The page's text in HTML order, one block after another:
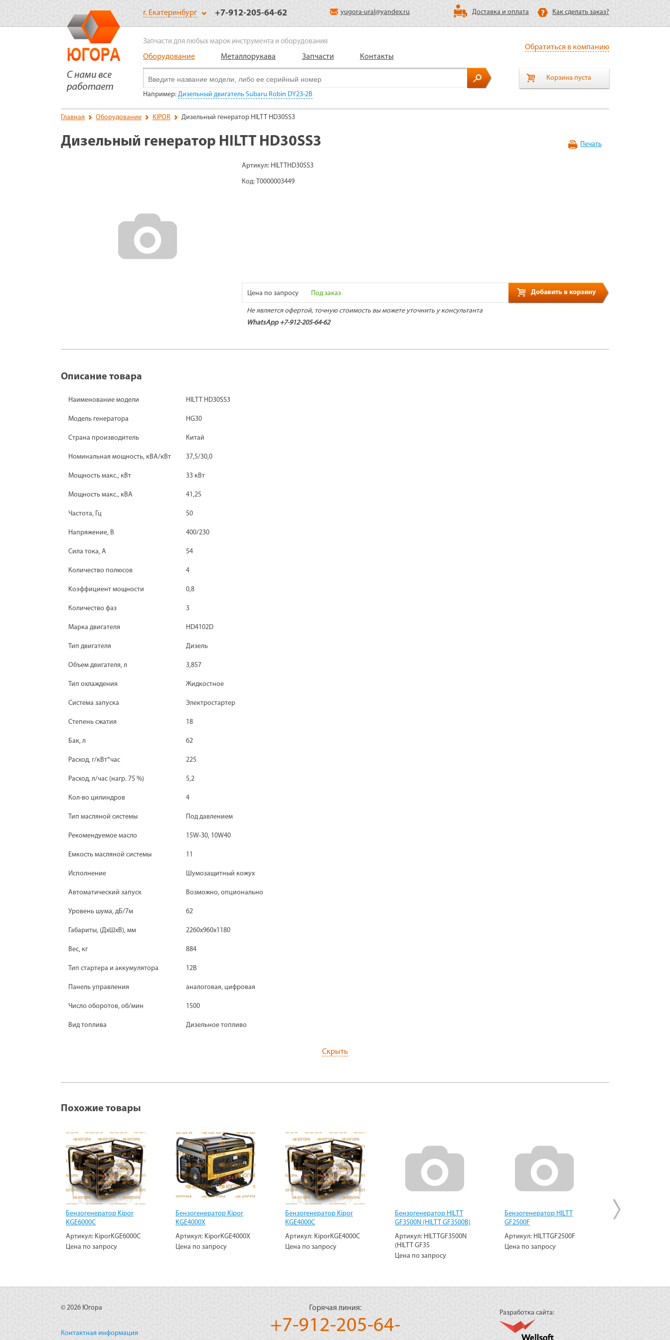
г. Екатеринбург +7-912-205-64-62 yugora-ural@yandex.ru Доставка и оплата Как сделать заказ?
Запчасти для любых марок инструмента и оборудования
Оборудование Металлорукава Запчасти Контакты
Обратиться в компанию
Корзина пуста
Например: Дизельный двигатель Subaru Robin DY23-2B
Главная Оборудование KIPOR Дизельный генератор HILTT HD30SS3
Дизельный генератор HILTT HD30SS3 Печать
Артикул: HILTTHD30SS3
Код: Т0000003449
Цена по запросу Под заказ Добавить в корзину
Не является офертой, точную стоимость вы можете уточнить у консультанта
WhatsApp +7-912-205-64-62
Описание товара
Наименование модели HILTT HD30SS3
Модель генератора HG30
Страна производитель Китай
Номинальная мощность, кВА/кВт 37,5/30,0
Мощность макс., кВт 33 кВт
Мощность макс., кВА 41,25
Частота, Гц 50
Напряжение, В 400/230
Сила тока, А 54
Количество полюсов 4
Kоэффициент мощности 0,8
Количество фаз 3
Марка двигателя HD4102D
Тип двигателя Дизель
Объем двигателя, л 3,857
Тип охлаждения Жидкостное
Система запуска Электростартер
Степень сжатия 18
Бак, л 62
Расход, г/кВт*час 225
Расход, л/час (нагр. 75 %) 5,2
Кол-во цилиндров 4
Тип масляной системы Под давлением
Рекомендуемое масло 15W-30, 10W40
Емкость масляной системы 11
Исполнение Шумозащитный кожух
Автоматический запуск Возможно, опционально
Уровень шума, дБ/7м 62
Габариты, (ДхШхВ), мм 2260x960x1180
Вес, кг 884
Тип стартера и аккумулятора 12B
Панель управления аналоговая, цифровая
Число оборотов, об/мин 1500
Вид топлива Дизельное топливо
Скрыть
Похожие товары
Бензогенератор Kipor
KGE6000C
Артикул: KiporKGE6000C
Цена по запросу
Бензогенератор Kipor
KGE4000Х
Артикул: KiporKGE4000Х
Цена по запросу
Бензогенератор Kipor
KGE4000C
Артикул: KiporKGE4000C
Цена по запросу
Бензогенератор HILTT
GF3500N (HILTT GF3500B)
Артикул: HILTTGF3500N
(HILTT GF35
Цена по запросу
Бензогенератор HILTT
GF2500F
Артикул: HILTTGF2500F
Цена по запросу
Бензогенератор
© 2026 Югора
Контактная информация
Разработка сайта:
Горячая линия:
+7-912-205-64-